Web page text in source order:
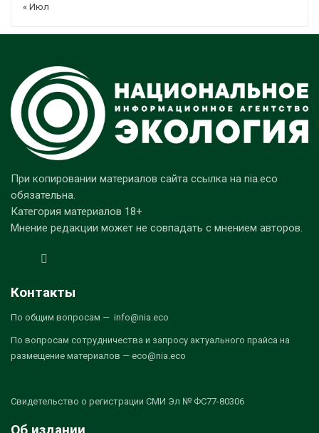
« Июл
При копировании материалов сайта ссылка на nia.eco
обязательна.
Категория материалов 18+
Мнение редакции может не совпадать с мнением авторов.
Контакты
По общим вопросам — info@nia.eco
По вопросам сотрудничества и запросу актуального прайса на
размещение материалов — eco@nia.eco
Свидетельство о регистрации СМИ Эл № ФС77-80306
Об издании